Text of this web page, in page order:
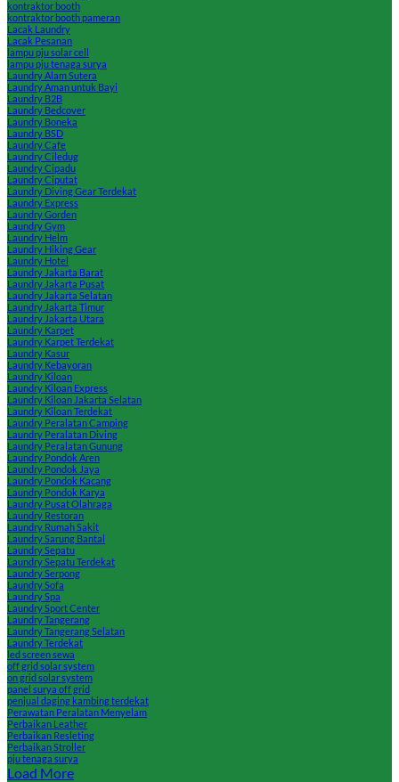
kontraktor booth
kontraktor booth pameran
Lacak Laundry
Lacak Pesanan
lampu pju solar cell
lampu pju tenaga surya
Laundry Alam Sutera
Laundry Aman untuk Bayi
Laundry B2B
Laundry Bedcover
Laundry Boneka
Laundry BSD
Laundry Cafe
Laundry Ciledug
Laundry Cipadu
Laundry Ciputat
Laundry Diving Gear Terdekat
Laundry Express
Laundry Gorden
Laundry Gym
Laundry Helm
Laundry Hiking Gear
Laundry Hotel
Laundry Jakarta Barat
Laundry Jakarta Pusat
Laundry Jakarta Selatan
Laundry Jakarta Timur
Laundry Jakarta Utara
Laundry Karpet
Laundry Karpet Terdekat
Laundry Kasur
Laundry Kebayoran
Laundry Kiloan
Laundry Kiloan Express
Laundry Kiloan Jakarta Selatan
Laundry Kiloan Terdekat
Laundry Peralatan Camping
Laundry Peralatan Diving
Laundry Peralatan Gunung
Laundry Pondok Aren
Laundry Pondok Jaya
Laundry Pondok Kacang
Laundry Pondok Karya
Laundry Pusat Olahraga
Laundry Restoran
Laundry Rumah Sakit
Laundry Sarung Bantal
Laundry Sepatu
Laundry Sepatu Terdekat
Laundry Serpong
Laundry Sofa
Laundry Spa
Laundry Sport Center
Laundry Tangerang
Laundry Tangerang Selatan
Laundry Terdekat
led screen sewa
off grid solar system
on grid solar system
panel surya off grid
penjual daging kambing terdekat
Perawatan Peralatan Menyelam
Perbaikan Leather
Perbaikan Resleting
Perbaikan Stroller
pju tenaga surya
Load More